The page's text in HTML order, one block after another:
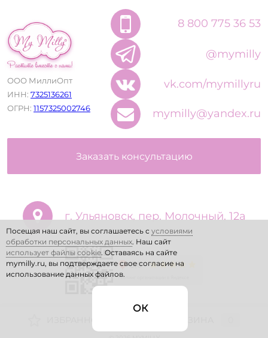
ООО МиллиОпт
ИНН: 7325136261
ОГРН: 1157325002746
8 800 775 36 53
@mymilly
vk.com/mymillyru
mymilly@yandex.ru
г. Ульяновск, пер. Молочный, 12а
Заказать консультацию
Посещая наш сайт, вы соглашаетесь с условиями
обработки персональных данных. Наш сайт
использует файлы cookie. Оставаясь на сайте
mymilly.ru, вы подтверждаете свое согласие на
использование данных файлов.
ОК